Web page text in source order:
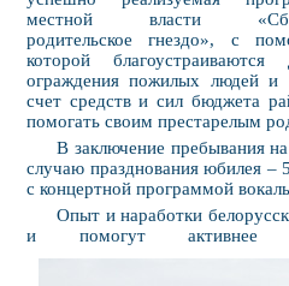
местной власти
родительское гнездо», с
которой благоустраиваются
ограждения пожилых людей и
счет средств и сил бюджета
помогать своим престарелым
В заключение пребывания
случаю празднования юбилея –
с концертной программой
Опыт и наработки
и помогут активнее